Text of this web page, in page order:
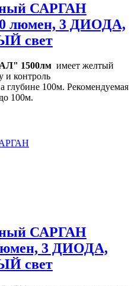
САРГАН
люмен, 3 ДИОДА,
свет
1500лм имеет желтый
и контроль
глубине 100м. Рекомендуемая
100м.
САРГАН
3 ДИОДА,
свет